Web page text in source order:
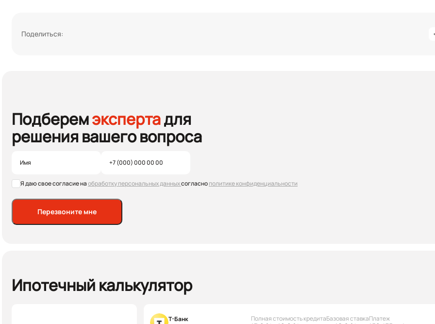
Поделиться:
Подберемэкспертадля
решения вашего вопроса
Я даю свое согласие наобработку персональных данныхсогласнополитике конфиденциальности
Перезвоните мне
Ипотечный калькулятор
Т-Банк
Полная стоимость кредитаБазовая ставкаПлатеж